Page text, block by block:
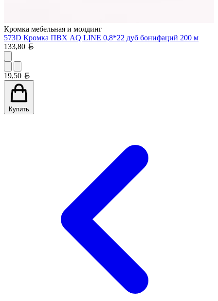
Кромка мебельная и молдинг
573D Кромка ПВХ AQ LINE 0,8*22 дуб бонифаций 200 м
133,80
19,50
Купить